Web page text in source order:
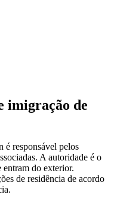
imigração de
é responsável pelos
A autoridade é o
entram do exterior.
de residência de acordo